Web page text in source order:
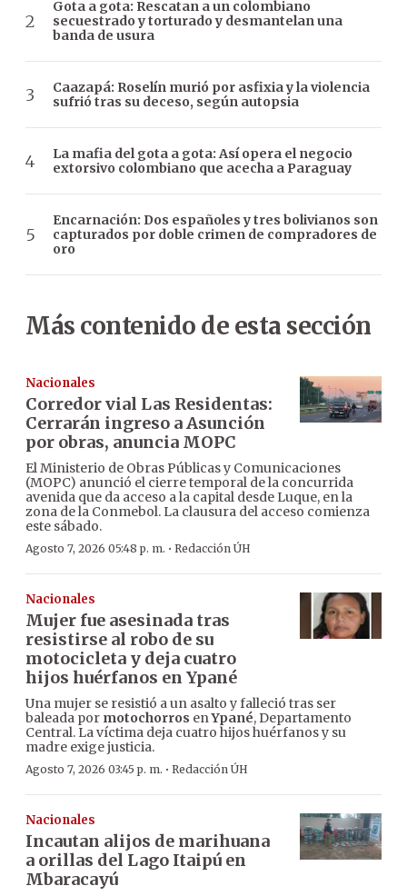
Gota a gota: Rescatan a un colombiano
secuestrado y torturado y desmantelan una
banda de usura
Caazapá: Roselín murió por asfixia y la violencia
sufrió tras su deceso, según autopsia
La mafia del gota a gota: Así opera el negocio
extorsivo colombiano que acecha a Paraguay
Encarnación: Dos españoles y tres bolivianos son
capturados por doble crimen de compradores de
oro
Más contenido de esta sección
Nacionales
Corredor vial Las Residentas:
Cerrarán ingreso a Asunción
por obras, anuncia MOPC
El Ministerio de Obras Públicas y Comunicaciones
(MOPC) anunció el cierre temporal de la concurrida
avenida que da acceso a la capital desde Luque, en la
zona de la Conmebol. La clausura del acceso comienza
este sábado.
Agosto 7, 2026 05:48 p. m. · Redacción ÚH
Nacionales
Mujer fue asesinada tras
resistirse al robo de su
motocicleta y deja cuatro
hijos huérfanos en Ypané
Una mujer se resistió a un asalto y falleció tras ser
baleada por motochorros enYpané, Departamento
Central. La víctima deja cuatro hijos huérfanos y su
madre exige justicia.
Agosto 7, 2026 03:45 p. m. · Redacción ÚH
Nacionales
Incautan alijos de marihuana
a orillas del Lago Itaipú en
Mbaracayú